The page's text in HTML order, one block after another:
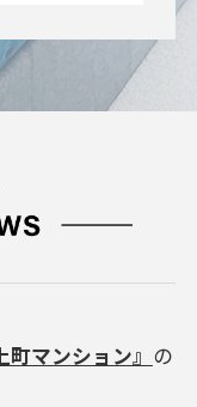
町マンション』 の